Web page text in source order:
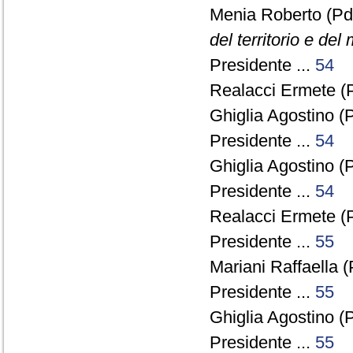
Menia Roberto
del territorio e del
Presidente ... 54
Realacci Ermete
Ghiglia Agostino
Presidente ... 54
Ghiglia Agostino
Presidente ... 54
Realacci Ermete
Presidente ... 55
Mariani Raffaella
Presidente ... 55
Ghiglia Agostino
Presidente ... 55